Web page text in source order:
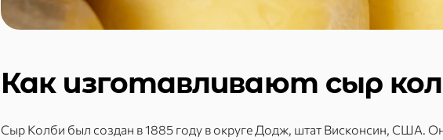
Как изготавливают сыр
Сыр Колби был создан в 1885 году в округе Додж, штат Висконсин, США. Он